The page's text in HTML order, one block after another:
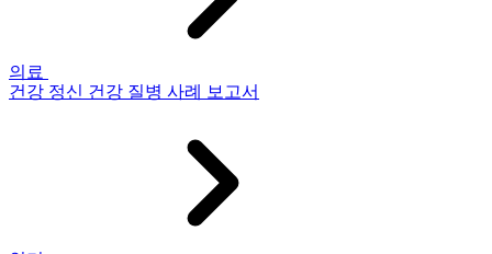
의료
건강 정신 건강 질병 사례 보고서